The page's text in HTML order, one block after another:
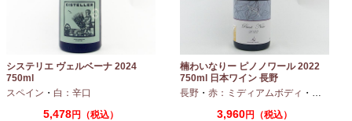
システリエ ヴェルベーナ 2024
750ml
スペイン ・ 白：辛口
5,478円（税込）
楠わいなりー ピノノワール 2022
750ml 日本ワイン 長野
長野 ・ 赤：ミディアムボディ ・ ピノノワ
3,960円（税込）